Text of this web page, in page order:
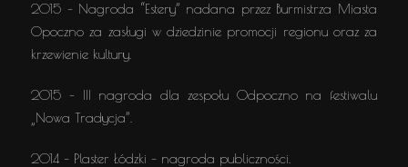
2015 – Nagroda “Estery” nadana przez Burmistrza Miasta
Opoczno za zasługi w dziedzinie promocji regionu oraz za
krzewienie kultury.
2015 – III nagroda dla zespołu Odpoczno na festiwalu
„Nowa Tradycja”.
2014 – Plaster Łódzki – nagroda publiczności.